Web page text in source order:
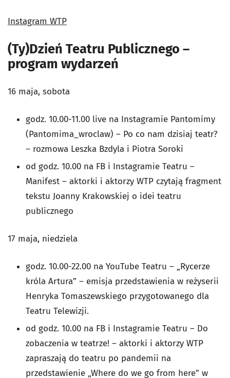
Instagram WTP
(Ty)Dzień Teatru Publicznego –
program wydarzeń
16 maja, sobota
godz. 10.00-11.00 live na Instagramie Pantomimy
(Pantomima_wroclaw) – Po co nam dzisiaj teatr?
– rozmowa Leszka Bzdyla i Piotra Soroki
od godz. 10.00 na FB i Instagramie Teatru –
Manifest – aktorki i aktorzy WTP czytają fragment
tekstu Joanny Krakowskiej o idei teatru
publicznego
17 maja, niedziela
godz. 10.00-22.00 na YouTube Teatru – „Rycerze
króla Artura” – emisja przedstawienia w reżyserii
Henryka Tomaszewskiego przygotowanego dla
Teatru Telewizji.
od godz. 10.00 na FB i Instagramie Teatru – Do
zobaczenia w teatrze! – aktorki i aktorzy WTP
zapraszają do teatru po pandemii na
przedstawienie „Where do we go from here” w